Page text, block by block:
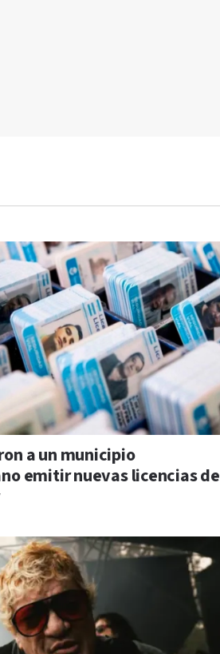
a un municipio
emitir nuevas licencias de